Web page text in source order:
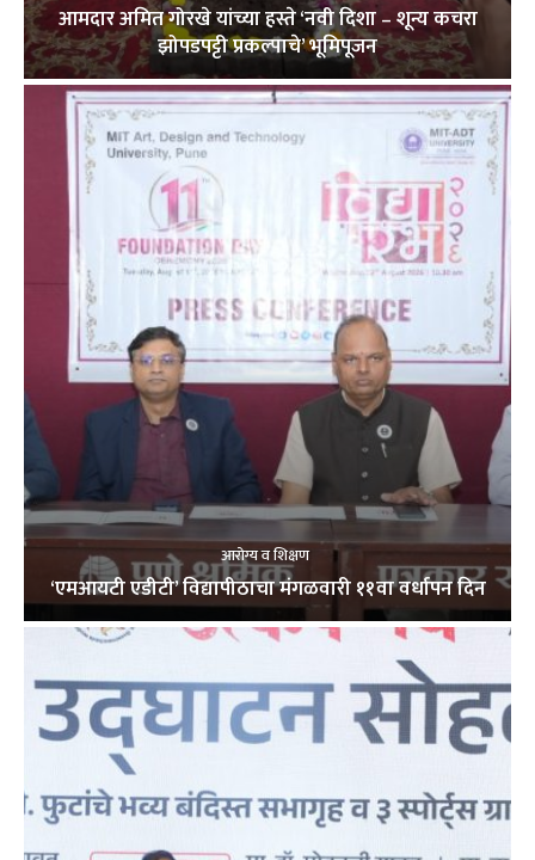
आमदार अमित गोरखे यांच्या हस्ते ‘नवी दिशा – शून्य कचरा
झोपडपट्टी प्रकल्पाचे’ भूमिपूजन
आरोग्य व शिक्षण
‘एमआयटी एडीटी’ विद्यापीठाचा मंगळवारी ११वा वर्धापन दिन